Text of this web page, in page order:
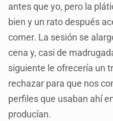
antes que yo, pero la
bien y un rato después
comer. La sesión se
cena y, casi de
siguiente le ofrecería un
rechazar para que nos
perfiles que usaban ahí
producían.